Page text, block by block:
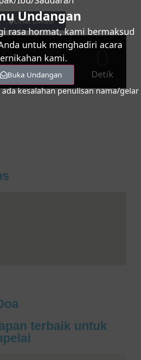
Lihat Lokasi
0
Jam 0
Menit 0
Detik
terbaik untuk
Undangan
rasa hormat, kami bermaksud
untuk menghadiri acara
kami.
Buka Undangan
kesalahan penulisan nama/gelar